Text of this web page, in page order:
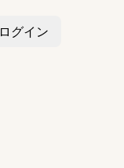
ログイン